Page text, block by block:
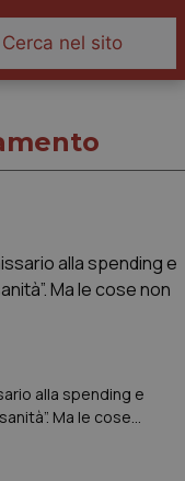
alla spending e
Ma le cose